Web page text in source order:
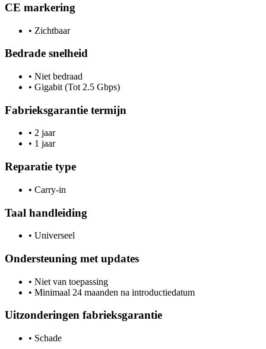
CE markering
• Zichtbaar
Bedrade snelheid
• Niet bedraad
• Gigabit (Tot 2.5 Gbps)
Fabrieksgarantie termijn
• 2 jaar
• 1 jaar
Reparatie type
• Carry-in
Taal handleiding
• Universeel
Ondersteuning met updates
• Niet van toepassing
• Minimaal 24 maanden na introductiedatum
Uitzonderingen fabrieksgarantie
• Schade